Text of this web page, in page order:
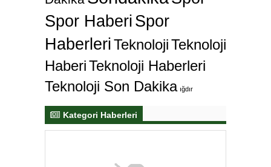
Haberleri Teknoloji
HaberiTeknoloji Haberleri
Teknoloji Son Dakika ığdır
Kategori Haberleri